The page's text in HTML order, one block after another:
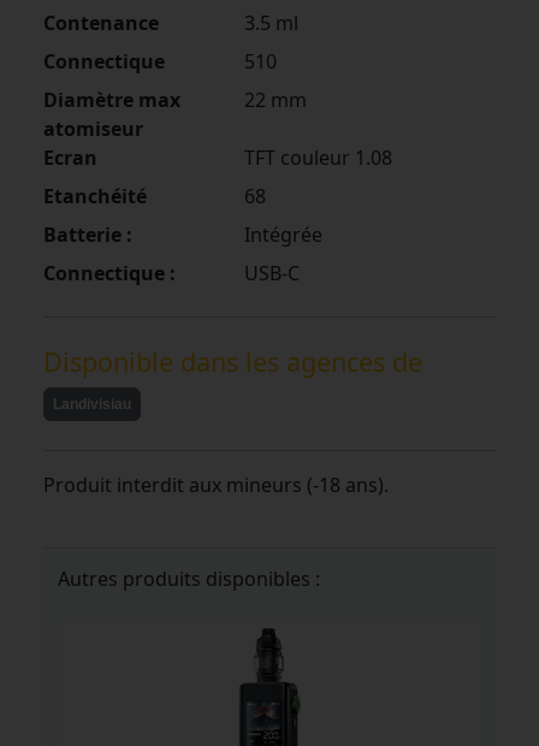
Contenance
3.5 ml
Connectique
510
Diamètre max
atomiseur
22 mm
Ecran
TFT couleur 1.08
Etanchéité
68
Batterie :
Intégrée
Connectique :
USB-C
Disponible dans les agences de
Landivisiau
Produit interdit aux mineurs (-18 ans).
Autres produits disponibles :